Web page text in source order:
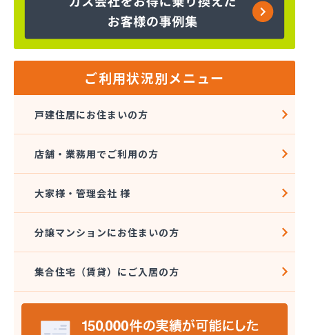
ご利用状況別メニュー
戸建住居にお住まいの方
店舗・業務用でご利用の方
大家様・管理会社 様
分譲マンションにお住まいの方
集合住宅（賃貸）にご入居の方